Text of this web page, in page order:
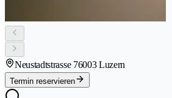
Neustadtstrasse 76003 Luzern
Termin reservieren